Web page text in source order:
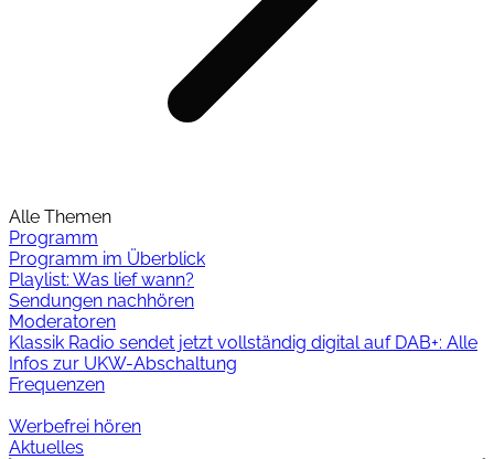
Alle Themen
Programm
Programm im Überblick
Playlist: Was lief wann?
Sendungen nachhören
Moderatoren
Klassik Radio sendet jetzt vollständig digital auf DAB+: Alle
Infos zur UKW-Abschaltung
Frequenzen
Werbefrei hören
Aktuelles